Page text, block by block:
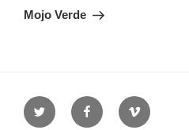
Beitrag
Mojo Verde
Twitter FacebookVimeo